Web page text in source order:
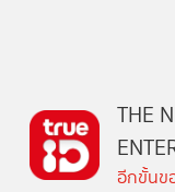
THE
อีกขั้นข